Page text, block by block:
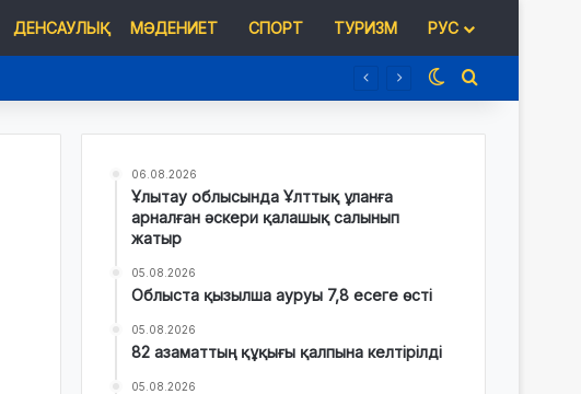
ДЕНСАУЛЫҚ МӘДЕНИЕТ СПОРТ ТУРИЗМ РУС
Switch skin
Іздеу
06.08.2026
Ұлытау облысында Ұлттық ұланға
арналған әскери қалашық салынып
жатыр
05.08.2026
Облыста қызылша ауруы 7,8 есеге өсті
05.08.2026
82 азаматтың құқығы қалпына келтірілді
05.08.2026